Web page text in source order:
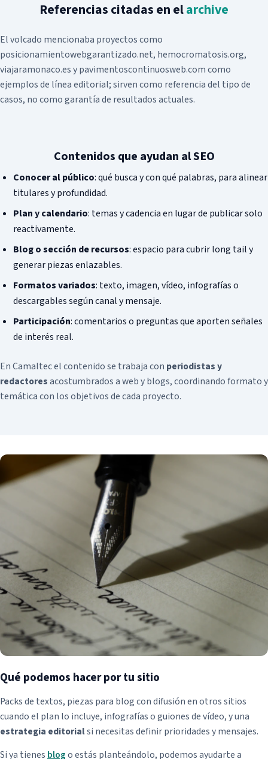
Asistencia remota
Referencias citadas en elarchive
El volcado mencionaba proyectos como
posicionamientowebgarantizado.net, hemocromatosis.org,
viajaramonaco.es y pavimentoscontinuosweb.com como
ejemplos de línea editorial; sirven como referencia del tipo de
casos, no como garantía de resultados actuales.
Contenidos que ayudan al SEO
Conocer al público: qué busca y con qué palabras, para alinear
titulares y profundidad.
Plan y calendario: temas y cadencia en lugar de publicar solo
reactivamente.
Blog o sección de recursos: espacio para cubrir long tail y
generar piezas enlazables.
Formatos variados: texto, imagen, vídeo, infografías o
descargables según canal y mensaje.
Participación: comentarios o preguntas que aporten señales
de interés real.
En Camaltec el contenido se trabaja con periodistas y
redactoresacostumbrados a web y blogs, coordinando formato y
temática con los objetivos de cada proyecto.
Qué podemos hacer por tu sitio
Packs de textos, piezas para blog con difusión en otros sitios
cuando el plan lo incluye, infografías o guiones de vídeo, y una
estrategia editorialsi necesitas definir prioridades y mensajes.
Si ya tienes blogo estás planteándolo, podemos ayudarte a